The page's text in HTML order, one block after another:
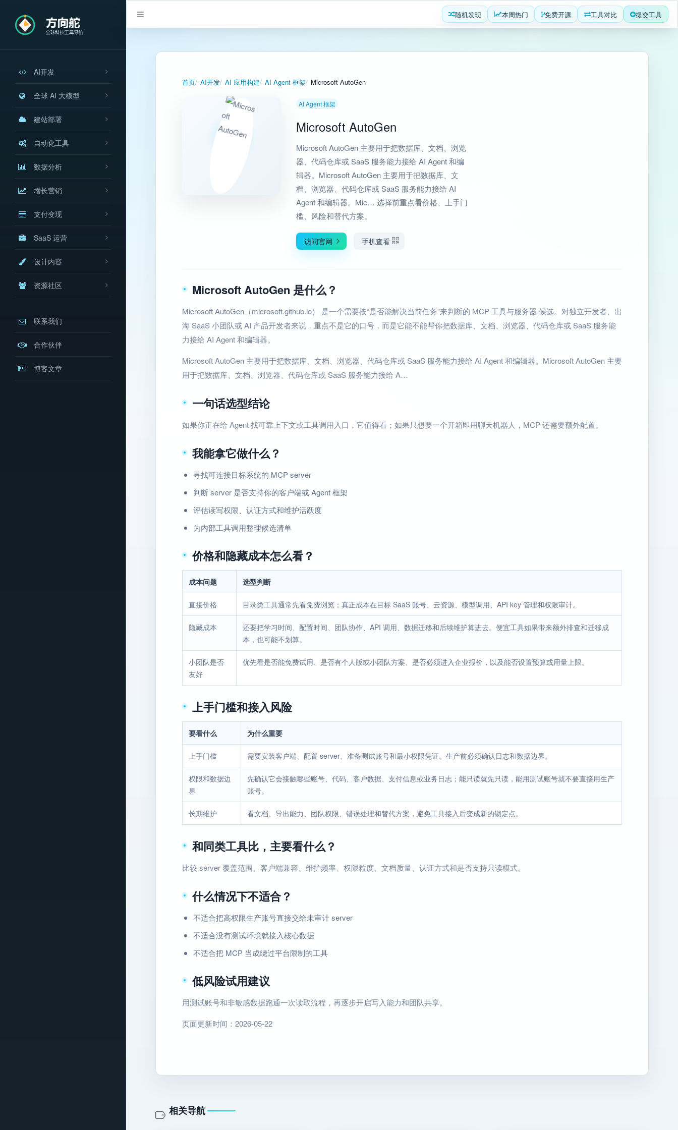
AI开发
全球 AI 大模型
建站部署
自动化工具
数据分析
增长营销
支付变现
SaaS 运营
设计内容
资源社区
联系我们
合作伙伴
博客文章
随机发现 本周热门 免费开源 工具对比 提交工具
首页 AI开发 AI 应用构建 AI Agent 框架 Microsoft AutoGen
AI Agent 框架
Microsoft AutoGen
Microsoft AutoGen 主要用于把数据库、文档、浏览
器、代码仓库或 SaaS 服务能力接给 AI Agent 和编
辑器。Microsoft AutoGen 主要用于把数据库、文
档、浏览器、代码仓库或 SaaS 服务能力接给 AI
Agent 和编辑器。Mic… 选择前重点看价格、上手门
槛、风险和替代方案。
访问官网 手机查看
Microsoft AutoGen 是什么？
Microsoft AutoGen（microsoft.github.io） 是一个需要按“是否能解决当前任务”来判断的 MCP 工具与服务器 候选。对独立开发者、出
海 SaaS 小团队或 AI 产品开发者来说，重点不是它的口号，而是它能不能帮你把数据库、文档、浏览器、代码仓库或 SaaS 服务能
力接给 AI Agent 和编辑器。
Microsoft AutoGen 主要用于把数据库、文档、浏览器、代码仓库或 SaaS 服务能力接给 AI Agent 和编辑器。Microsoft AutoGen 主要
用于把数据库、文档、浏览器、代码仓库或 SaaS 服务能力接给 A…
一句话选型结论
如果你正在给 Agent 找可靠上下文或工具调用入口，它值得看；如果只想要一个开箱即用聊天机器人，MCP 还需要额外配置。
我能拿它做什么？
寻找可连接目标系统的 MCP server
判断 server 是否支持你的客户端或 Agent 框架
评估读写权限、认证方式和维护活跃度
为内部工具调用整理候选清单
价格和隐藏成本怎么看？
成本问题 选型判断
直接价格 目录类工具通常先看免费浏览；真正成本在目标 SaaS 账号、云资源、模型调用、API key 管理和权限审计。
隐藏成本
还要把学习时间、配置时间、团队协作、API 调用、数据迁移和后续维护算进去。便宜工具如果带来额外排查和迁移成
本，也可能不划算。
小团队是否
友好
优先看是否能免费试用、是否有个人版或小团队方案、是否必须进入企业报价，以及能否设置预算或用量上限。
上手门槛和接入风险
要看什么 为什么重要
上手门槛 需要安装客户端、配置 server、准备测试账号和最小权限凭证。生产前必须确认日志和数据边界。
权限和数据边
界
先确认它会接触哪些账号、代码、客户数据、支付信息或业务日志；能只读就先只读，能用测试账号就不要直接用生产
账号。
长期维护 看文档、导出能力、团队权限、错误处理和替代方案，避免工具接入后变成新的锁定点。
和同类工具比，主要看什么？
比较 server 覆盖范围、客户端兼容、维护频率、权限粒度、文档质量、认证方式和是否支持只读模式。
什么情况下不适合？
不适合把高权限生产账号直接交给未审计 server
不适合没有测试环境就接入核心数据
不适合把 MCP 当成绕过平台限制的工具
低风险试用建议
用测试账号和非敏感数据跑通一次读取流程，再逐步开启写入能力和团队共享。
页面更新时间：2026-05-22
相关导航